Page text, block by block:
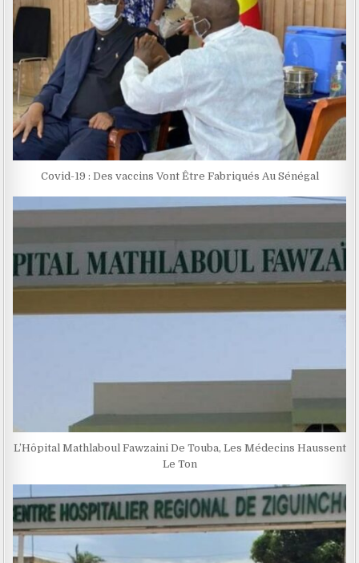
Covid-19 : Des vaccins Vont Être Fabriqués Au Sénégal
L’Hôpital Mathlaboul Fawzaini De Touba, Les Médecins Haussent
Le Ton